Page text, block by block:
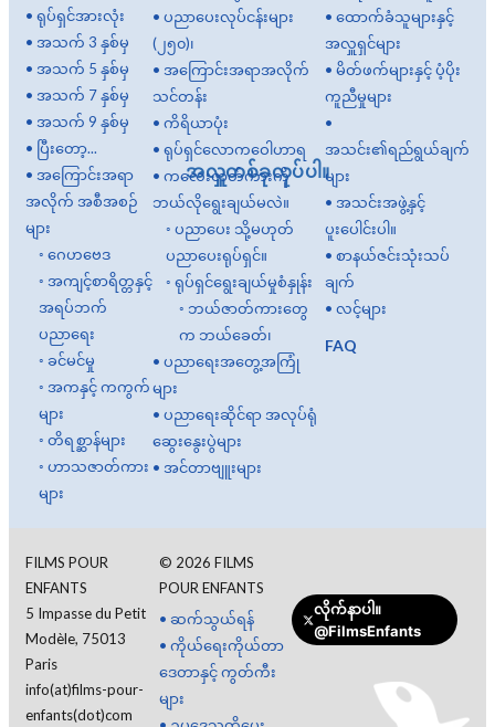
အလှူတစ်ခုလုပ်ပါ။
မြန်မာ
• ရုပ်ရှင်အားလုံး
• အသက် 3 နှစ်မှ
• အသက် 5 နှစ်မှ
• အသက် 7 နှစ်မှ
• အသက် 9 နှစ်မှ
• ပြီးတော့...
• အကြောင်းအရာ
အလိုက် အစီအစဉ်
များ
◦ ဂေဟဗေဒ
◦ အကျင့်စာရိတ္တနှင့်
အရပ်ဘက်
ပညာရေး
◦ ခင်မင်မှု
◦ အကနှင့် ကကွက်
များ
◦ တိရစ္ဆာန်များ
◦ ဟာသဇာတ်ကား
များ
•ပညာပေးလုပ်ငန်းများ
(၂၅၀)၊
•အကြောင်းအရာအလိုက်
သင်တန်း
•ကိရိယာပုံး
•ရုပ်ရှင်လောကဝေါဟာရ
•ကလေးဇာတ်ကားကို
ဘယ်လိုရွေးချယ်မလဲ။
◦ပညာပေး သို့မဟုတ်
ပညာပေးရုပ်ရှင်။
◦ရုပ်ရှင်ရွေးချယ်မှုစံနှုန်း
◦ ဘယ်ဇာတ်ကားတွေ
က ဘယ်ခေတ်၊
•ပညာရေးအတွေ့အကြုံ
များ
•ပညာရေးဆိုင်ရာ အလုပ်ရုံ
ဆွေးနွေးပွဲများ
•အင်တာဗျူးများ
•ထောက်ခံသူများနှင့်
အလှူရှင်များ
•မိတ်ဖက်များနှင့် ပံ့ပိုး
ကူညီမှုများ
•
အသင်း၏ရည်ရွယ်ချက်
များ
•အသင်းအဖွဲ့နှင့်
ပူးပေါင်းပါ။
•စာနယ်ဇင်းသုံးသပ်
ချက်
•လင့်များ
FAQ
FILMS POUR
ENFANTS
5 Impasse du Petit
Modèle, 75013
Paris
info(at)films-pour-
enfants(dot)com
© 2026 FILMS
POUR ENFANTS
• ဆက်သွယ်ရန်
• ကိုယ်ရေးကိုယ်တာ
ဒေတာနှင့် ကွတ်ကီး
များ
လိုက်နာပါ။
@FilmsEnfants